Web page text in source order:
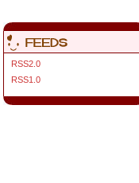
RSS2.0
RSS1.0